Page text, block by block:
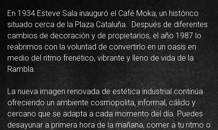
En 1934 Esteve Sala inauguró el Café Moka, un histórico
situado cerca de la Plaza Cataluña. Después de diferentes
cambios de decoración y de propietarios, el año 1987 lo
reabrimos con la voluntad de convertirlo en un oasis en
medio del ritmo frenético, vibrante y lleno de vida de la
Rambla.
La nueva imagen renovada de estética industrial continúa
ofreciendo un ambiente cosmopolita, informal, cálido y
cercano que se adapta a cada momento del día. Puedes
desayunar a primera hora de la mañana, comer a tu ritmo o